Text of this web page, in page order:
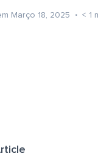
Março 18, 2025 < 1